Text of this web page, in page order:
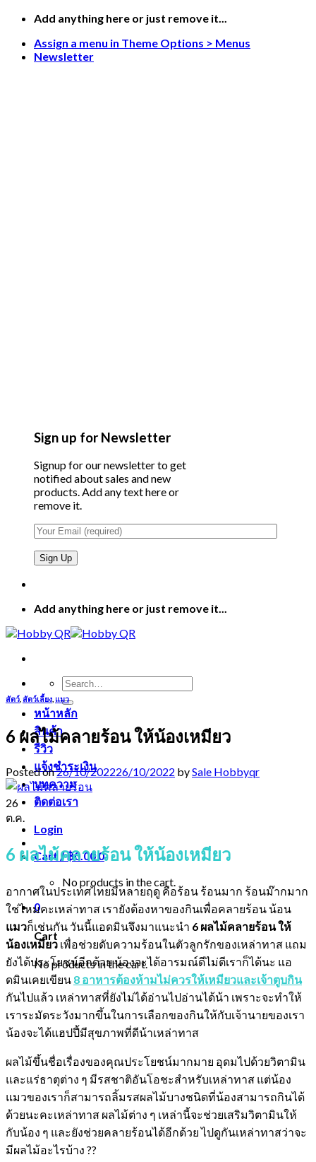
Skip
content
Add anything here or just remove it...
Assign a menu in Theme Options > Menus
Newsletter
Sign up for Newsletter
Signup for our newsletter to get
notified about sales and new
products. Add any text here or
remove it.
Add anything here or just remove it...
Search
for:
หน้าหลัก
สินค้า
รีวิว
แจ้งชำระเงิน
บทความ
ติดต่อเรา
Login
Cart /฿0.00 0
No products in the cart.
0
Cart
No products in the cart.
สัตว์ สัตว์เลี้ยง แมว
6 ผลไม้คลายร้อน ให้น้องเหมียว
Posted on26/10/202226/10/2022 bySale Hobbyqr
26
ต.ค.
6 ผลไม้คลายร้อน ให้น้องเหมียว
อากาศในประเทศไทยมีหลายฤดู คือร้อน ร้อนมาก ร้อนม๊ากมาก
ใช่ไหมคะเหล่าทาส เรายังต้องหาของกินเพื่อคลายร้อน น้อน
แมวก็เช่นกัน วันนี้แอดมินจึงมาแนะนำ 6 ผลไม้คลายร้อน ให้
น้องเหมียว เพื่อช่วยดับความร้อนในตัวลูกรักของเหล่าทาส แถม
ยังได้ประโยชน์อีกด้วย น้องจะได้อารมณ์ดีไม่ตีเราก็ได้นะ แอ
ดมินเคยเขียน 8 อาหารต้องห้ามไม่ควรให้เหมียวและเจ้าตูบกิน
กันไปแล้ว เหล่าทาสที่ยังไม่ได้อ่านไปอ่านได้น้า เพราะจะทำให้
เราระมัดระวังมากขึ้นในการเลือกของกินให้กับเจ้านายของเรา
น้องจะได้แฮปปี้มีสุขภาพที่ดีน้าเหล่าทาส
ผลไม้ขึ้นชื่อเรื่องของคุณประโยชน์มากมาย อุดมไปด้วยวิตามิน
และแร่ธาตุต่าง ๆ มีรสชาติอันโอชะสำหรับเหล่าทาส แต่น้อง
แมวของเราก็สามารถลิ้มรสผลไม้บางชนิดที่น้องสามารถกินได้
ด้วยนะคะเหล่าทาส ผลไม้ต่าง ๆ เหล่านี้จะช่วยเสริมวิตามินให้
กับน้อง ๆ และยังช่วยคลายร้อนได้อีกด้วย ไปดูกันเหล่าทาสว่าจะ
มีผลไม้อะไรบ้าง ??